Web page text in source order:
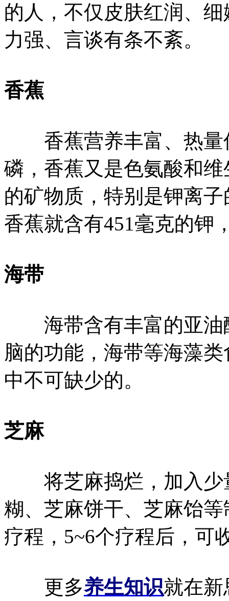
的人，不仅皮肤红润、
力强、言谈有条不紊。
香蕉
香蕉营养丰富、热量
磷，香蕉又是色氨酸和
的矿物质，特别是钾离
香蕉就含有451毫克的钾
海带
海带含有丰富的亚油
脑的功能，海带等海藻
中不可缺少的。
芝麻
将芝麻捣烂，加入少
糊、芝麻饼干、芝麻饴
疗程，5~6个疗程后，可
更多养生知识就在